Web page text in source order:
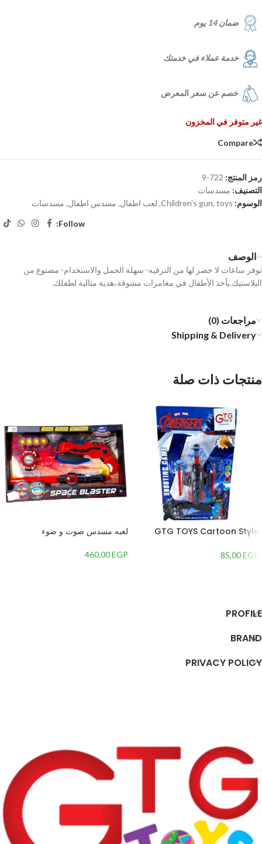
ضمان 14 يوم
خدمة عملاء في خدمتك
خصم عن سعر المعرض
غير متوفر في المخزون
Compare
رمز المنتج: 722-9
التصنيف: مسدسات
الوسوم:
Children's gun, toys
, لعب اطفال, مسدس اطفال, مسدسات
Follow:
الوصف
توفر ساعات لا حصر لها من الترفيه- سهلة الحمل والاستخدام- مصنوع من
البلاستيك.يأخذ الأطفال في مغامرات مشوقة،هدية مثالية لطفلك.
مراجعات (0)
Shipping & Delivery
منتجات ذات صلة
GTG TOYS Cartoon Style
85,00EGP
لعبه مسدس صوت و ضوء
460,00EGP
PROFILE
BRAND
PRIVACY POLICY